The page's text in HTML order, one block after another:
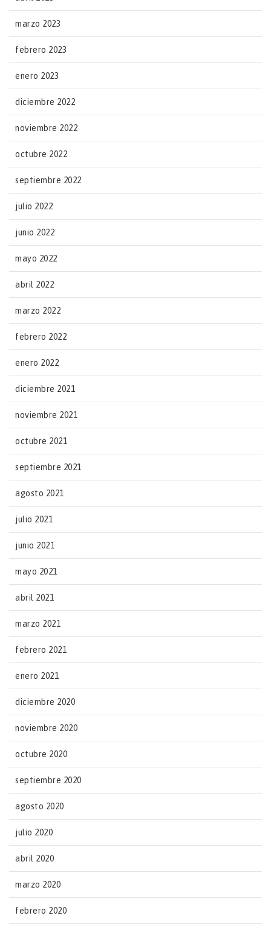
marzo 2023
febrero 2023
enero 2023
diciembre 2022
noviembre 2022
octubre 2022
septiembre 2022
julio 2022
junio 2022
mayo 2022
abril 2022
marzo 2022
febrero 2022
enero 2022
diciembre 2021
noviembre 2021
octubre 2021
septiembre 2021
agosto 2021
julio 2021
junio 2021
mayo 2021
abril 2021
marzo 2021
febrero 2021
enero 2021
diciembre 2020
noviembre 2020
octubre 2020
septiembre 2020
agosto 2020
julio 2020
abril 2020
marzo 2020
febrero 2020